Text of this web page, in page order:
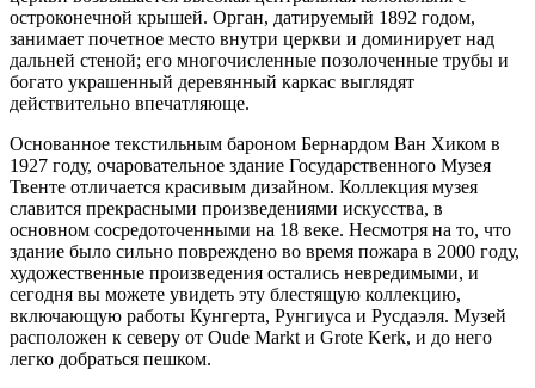
остроконечной крышей. Орган, датируемый 1892 годом,
занимает почетное место внутри церкви и доминирует над
дальней стеной; его многочисленные позолоченные трубы и
богато украшенный деревянный каркас выглядят
действительно впечатляюще.
Основанное текстильным бароном Бернардом Ван Хиком в
1927 году, очаровательное здание Государственного Музея
Твенте отличается красивым дизайном. Коллекция музея
славится прекрасными произведениями искусства, в
основном сосредоточенными на 18 веке. Несмотря на то, что
здание было сильно повреждено во время пожара в 2000 году,
художественные произведения остались невредимыми, и
сегодня вы можете увидеть эту блестящую коллекцию,
включающую работы Кунгерта, Рунгиуса и Русдаэля. Музей
расположен к северу от Oude Markt и Grote Kerk, и до него
легко добраться пешком.